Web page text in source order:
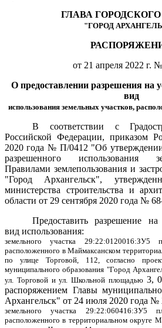
ГЛАВА
"ГОРОД
от 21 апреля 2022 г.
О предоставлении разрешения на
вид
использования земельных участков,
В соответствии с
Российской Федерации, приказом
2020 года № П/0412 "Об утверждении
разрешенного использования
Правилами землепользования и
"Город Архангельск",
министерства строительства и
области от 29 сентября 2020 года №
Предоставить разрешение
вид использования:
земельного участка
расположенного в Маймаксанском
по улице Торговой, 112, согласно
муниципального образования "Город
ул. Торговой и ул. Школьной площадью 3,
распоряжением Главы
Архангельск" от 24 июля 2020 года №
земельного участка
расположенного в территориальном округе